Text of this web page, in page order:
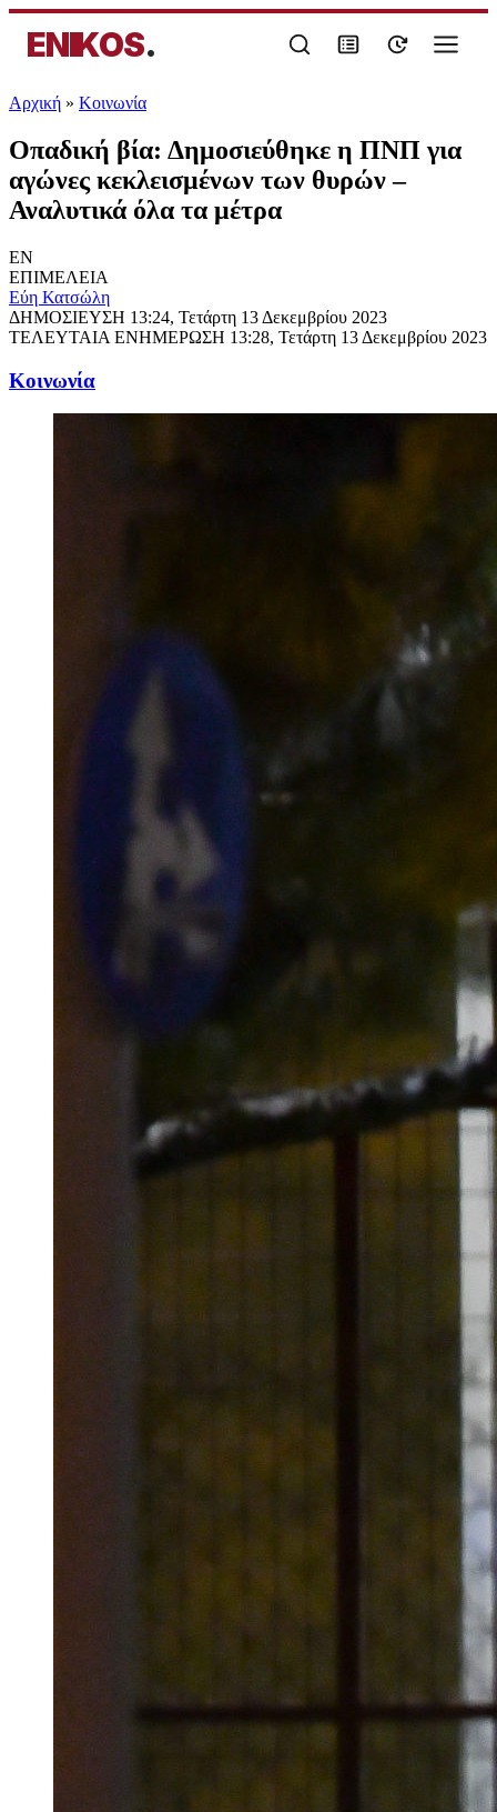
ENIKOS.
Αρχική » Κοινωνία
Οπαδική βία: Δημοσιεύθηκε η ΠΝΠ για
αγώνες κεκλεισμένων των θυρών –
Αναλυτικά όλα τα μέτρα
EN
ΕΠΙΜΕΛΕΙΑ
Εύη Κατσώλη
ΔΗΜΟΣΙΕΥΣΗ 13:24, Τετάρτη 13 Δεκεμβρίου 2023
ΤΕΛΕΥΤΑΙΑ ΕΝΗΜΕΡΩΣΗ 13:28, Τετάρτη 13 Δεκεμβρίου 2023
Κοινωνία